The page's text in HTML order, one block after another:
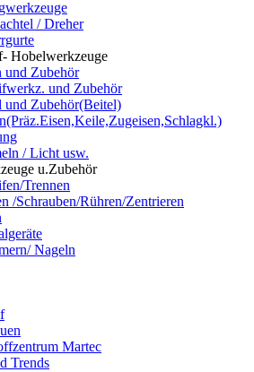
/ Dreher
Hobelwerkzeuge
und Zubehör
und Zubehör
und Zubehör(Beitel)
/ Licht usw.
u.Zubehör
Trennen
/Schrauben/Rühren/Zentrieren
Nageln
Martec
Trends